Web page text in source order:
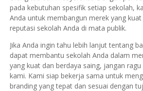
pada kebutuhan spesifik setiap sekolah,
Anda untuk membangun merek yang
reputasi sekolah Anda di mata publik.
Jika Anda ingin tahu lebih lanjut tentang
dapat membantu sekolah Anda dalam
yang kuat dan berdaya saing, jangan
kami. Kami siap bekerja sama untuk
branding yang tepat dan sesuai dengan